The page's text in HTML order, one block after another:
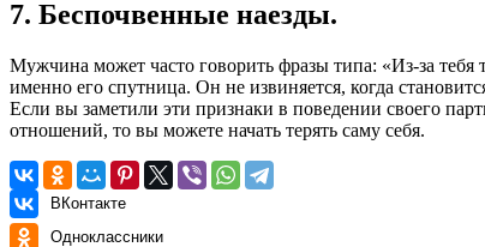
7. Беспочвенные наезды.
Мужчина может часто говорить фразы типа: «Из-за тебя
именно его спутница. Он не извиняется, когда
Если вы заметили эти признаки в поведении своего
отношений, то вы можете начать терять саму себя.
ВКонтакте
Одноклассники